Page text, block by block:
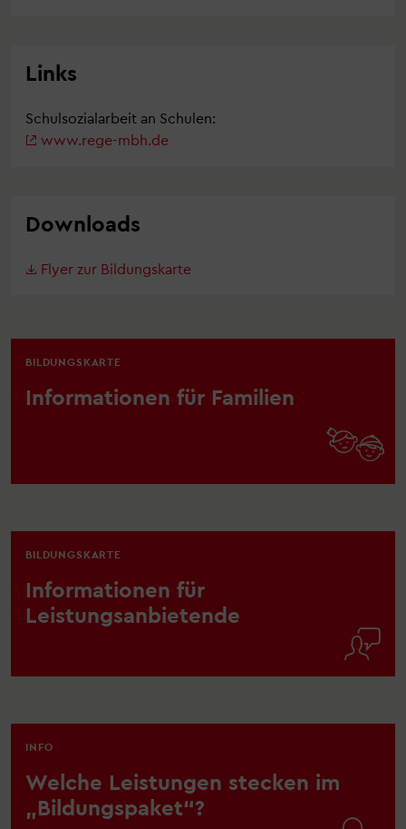
Links
Schulsozialarbeit an Schulen:
www.rege-mbh.de
Downloads
Flyer zur Bildungskarte
BILDUNGSKARTE
Informationen für Familien

BILDUNGSKARTE
Informationen für
Leistungsanbietende

INFO
Welche Leistungen stecken im
„Bildungspaket“?